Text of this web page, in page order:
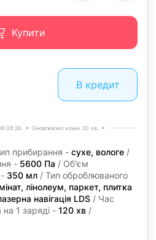
Купити
В кредит
Оновлюємо кожні 30 хв.
прибирання - сухе, вологе /
- 5600 Па / Об'єм
350 мл / Тип оброблюваного
лінолеум, паркет, плитка
навігація LDS / Час
на 1 заряді - 120 хв /